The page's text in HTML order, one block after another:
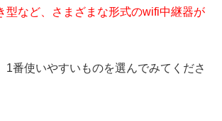
型など、さまざまな形式のwifi中継器が
1番使いやすいものを選んでみてくださ